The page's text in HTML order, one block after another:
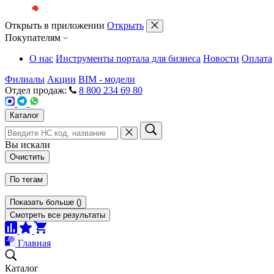
Открыть в приложении Открыть
Покупателям
О нас Инструменты портала для бизнеса Новости Оплата
Филиалы Акции BIM - модели
Отдел продаж:
8 800 234 69 80
Каталог
Вы искали
Очистить
По тегам
Показать больше ()
Смотреть все результаты
Главная
Каталог